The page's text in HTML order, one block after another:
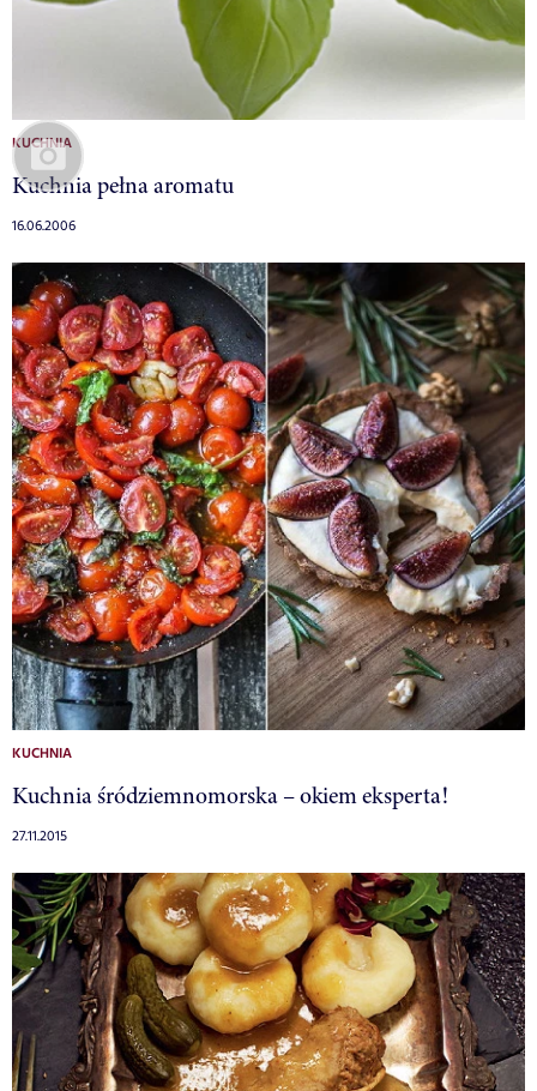
KUCHNIA
Kuchnia pełna aromatu
16.06.2006
KUCHNIA
Kuchnia śródziemnomorska – okiem eksperta!
27.11.2015